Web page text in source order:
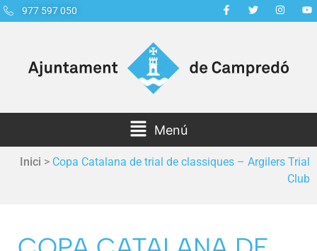
977 597 050
Menú
Inici > Copa Catalana de trial de classiques – Argilers Trial
Club